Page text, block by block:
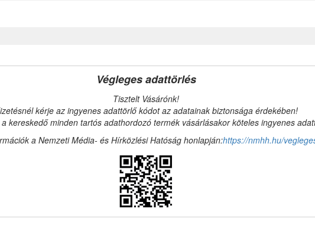
Végleges adattörlés
Tisztelt Vásárónk!
kérje az ingyenes adattörlő kódot az adatainak biztonsága érdekében!
kereskedő minden tartós adathordozó termék vásárlásakor köteles ingyenes
a Nemzeti Média- és Hírközlési Hatóság honlapján:https://nmhh.hu/